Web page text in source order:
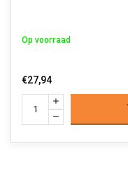
Op voorraad
€27,94